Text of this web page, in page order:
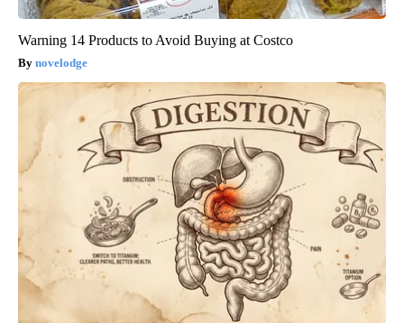
Warning 14 Products to Avoid Buying at Costco
novelodge